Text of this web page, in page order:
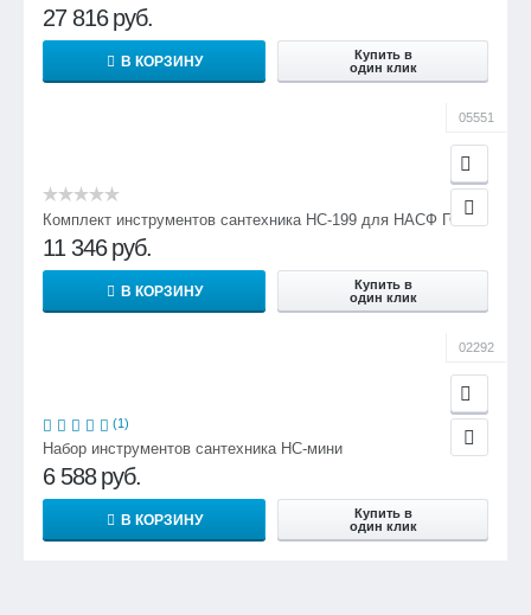
27 816 руб.
В КОРЗИНУ
Купить в
один клик
05551
Комплект инструментов сантехника НС-199 для НАСФ ГО
11 346 руб.
В КОРЗИНУ
Купить в
один клик
02292
(1)
Набор инструментов сантехника НС-мини
6 588 руб.
В КОРЗИНУ
Купить в
один клик